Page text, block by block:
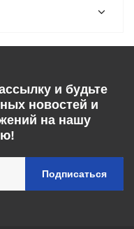
и будьте
новостей и
на нашу